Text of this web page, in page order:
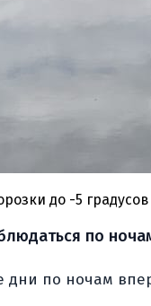
до -5 градусов
по
по ночам